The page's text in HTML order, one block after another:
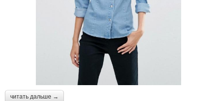
читать дальше →